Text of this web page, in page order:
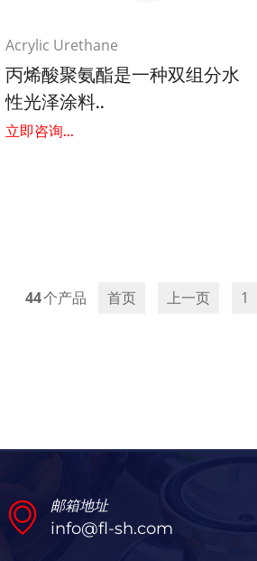
Acrylic Urethane
丙烯酸聚氨酯是一种双组分水
性光泽涂料..
立即咨询...
44 首页 上一页 1
邮箱地址
info@fl-sh.com